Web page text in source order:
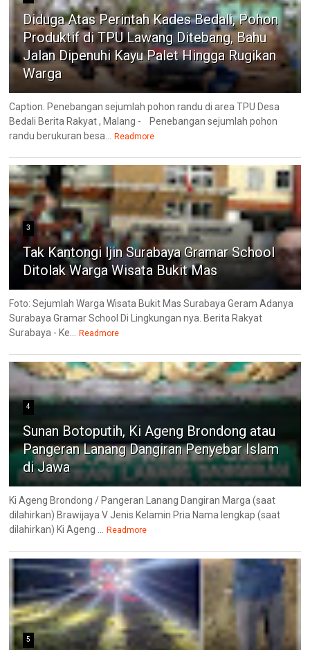
Diduga Atas Perintah Kades Bedali, Pohon
Produktif di TPU Lawang Ditebang, Bahu
Jalan Dipenuhi Kayu Palet Hingga Rugikan
Warga
Caption. Penebangan sejumlah pohon randu di area TPU Desa
Bedali Berita Rakyat , Malang - Penebangan sejumlah pohon
randu berukuran besa... Readmore
3
Tak Kantongi Ijin Surabaya Gramar School
Ditolak Warga Wisata Bukit Mas
Foto: Sejumlah Warga Wisata Bukit Mas Surabaya Geram Adanya
Surabaya Gramar School Di Lingkungan nya. Berita Rakyat
Surabaya - Ke... Readmore
4
Sunan Botoputih, Ki Ageng Brondong atau
Pangeran Lanang Dangiran Penyebar Islam
di Jawa
Ki Ageng Brondong / Pangeran Lanang Dangiran Marga (saat
dilahirkan) Brawijaya V Jenis Kelamin Pria Nama lengkap (saat
dilahirkan) Ki Ageng ... Readmore
5